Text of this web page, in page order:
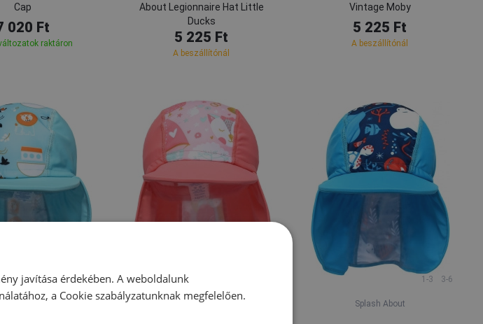
Cap
020 Ft
raktáron
About Legionnaire Hat Little
Ducks
5 225 Ft
A beszállítónál
Vintage Moby
5 225 Ft
A beszállítónál
1-3 3-6
Splash About Splash About
1-3 3-6
Splash About
javítása érdekében. A weboldalunk
a Cookie szabályzatunknak megfelelően.